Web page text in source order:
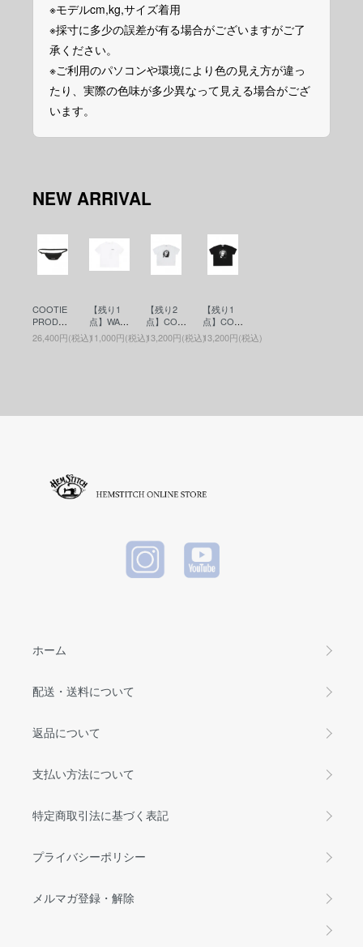
※モデルcm,kg,サイズ着用
※採寸に多少の誤差が有る場合がございますがご了
承ください。
※ご利用のパソコンや環境により色の見え方が違っ
たり、実際の色味が多少異なって見える場合がござ
います。
NEW ARRIVAL
COOTIE
PRODUC
TIONS(ク
ーティー)
26,400円(税込)
【残り1
点】WAC
KO MARI
A(ワコマ
T-SHIRT (
11,000円(税込)
【残り2
点】COO
TIE PRO
DUCTIO
S/S Tee)
13,200円(税込)
【残り1
点】COO
TIE PRO
DUCTIO
S/S Tee)
13,200円(税込)
ホーム
配送・送料について
返品について
支払い方法について
特定商取引法に基づく表記
プライバシーポリシー
メルマガ登録・解除